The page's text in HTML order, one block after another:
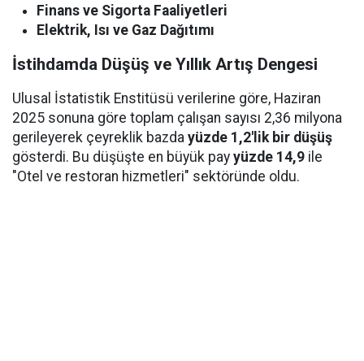
Finans ve Sigorta Faaliyetleri
Elektrik, Isı ve Gaz Dağıtımı
İstihdamda Düşüş ve Yıllık Artış Dengesi
Ulusal İstatistik Enstitüsü verilerine göre, Haziran
2025 sonuna göre toplam çalışan sayısı 2,36 milyona
gerileyerek çeyreklik bazda yüzde 1,2'lik bir düşüş
gösterdi. Bu düşüşte en büyük pay yüzde 14,9 ile
"Otel ve restoran hizmetleri" sektöründe oldu.